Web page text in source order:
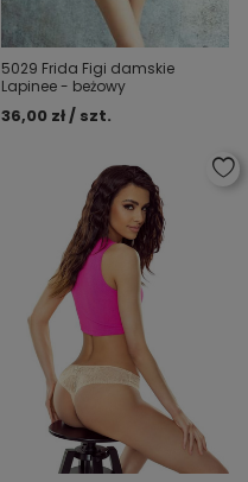
5029 Frida Figi damskie
Lapinee - beżowy
36,00 zł / szt.